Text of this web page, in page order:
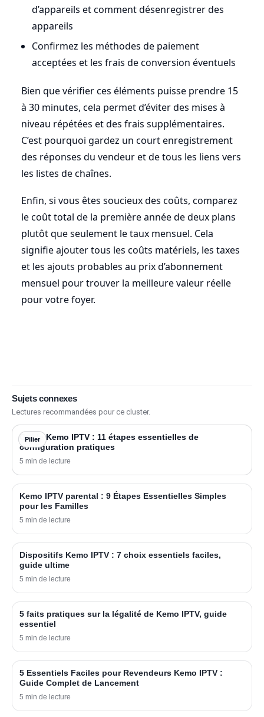
d’appareils et comment désenregistrer des
appareils
Confirmez les méthodes de paiement
acceptées et les frais de conversion éventuels
Bien que vérifier ces éléments puisse prendre 15
à 30 minutes, cela permet d’éviter des mises à
niveau répétées et des frais supplémentaires.
C’est pourquoi gardez un court enregistrement
des réponses du vendeur et de tous les liens vers
les listes de chaînes.
Enfin, si vous êtes soucieux des coûts, comparez
le coût total de la première année de deux plans
plutôt que seulement le taux mensuel. Cela
signifie ajouter tous les coûts matériels, les taxes
et les ajouts probables au prix d’abonnement
mensuel pour trouver la meilleure valeur réelle
pour votre foyer.
Sujets connexes
Lectures recommandées pour ce cluster.
Pilier
Guide Kemo IPTV : 11 étapes essentielles de
configuration pratiques
5 min de lecture
Kemo IPTV parental : 9 Étapes Essentielles Simples
pour les Familles
5 min de lecture
Dispositifs Kemo IPTV : 7 choix essentiels faciles,
guide ultime
5 min de lecture
5 faits pratiques sur la légalité de Kemo IPTV, guide
essentiel
5 min de lecture
5 Essentiels Faciles pour Revendeurs Kemo IPTV :
Guide Complet de Lancement
5 min de lecture